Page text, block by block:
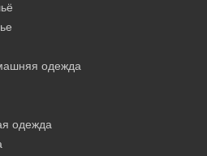
одежда
одежда